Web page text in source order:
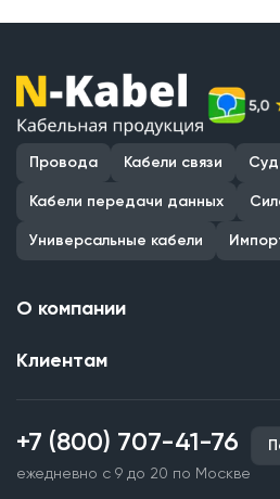
Провода Кабели связи
Кабели передачи данных
Универсальные кабели
О компании
Контакты
Наши объекты
Партнерство
Клиентам
Производство кабельной
Срочное изготовление
+7 (800) 707-41-76
ежедневно с 9 до 20 по Москве